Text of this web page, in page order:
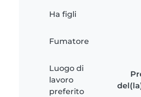
Ha figli
Fumatore
Luogo di
lavoro
preferito